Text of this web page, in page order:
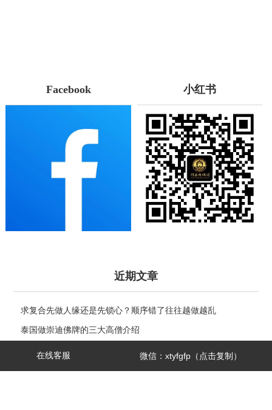
Facebook 小红书
近期文章
求复合先做人缘还是先锁心？顺序错了往往越做越乱
泰国做崇迪佛牌的三大高僧介绍
崇迪佛牌创始人——阿赞多大师
在线客服 微信：xtyfgfp（点击复制）